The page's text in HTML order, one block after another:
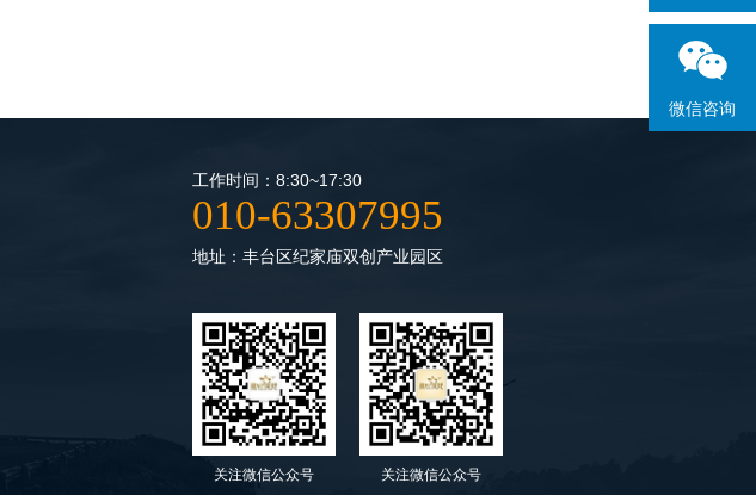
微信咨询
工作时间：8:30~17:30
010-63307995
地址：丰台区纪家庙双创产业园区
关注微信公众号 关注微信公众号